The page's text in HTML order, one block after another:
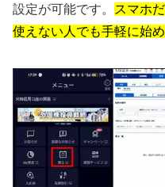
設定が可能です。
スマホ
使えない人でも手軽に始